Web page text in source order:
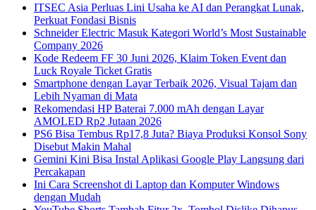
ITSEC Asia Perluas Lini Usaha ke AI dan Perangkat Lunak,
Perkuat Fondasi Bisnis
Schneider Electric Masuk Kategori World’s Most Sustainable
Company 2026
Kode Redeem FF 30 Juni 2026, Klaim Token Event dan
Luck Royale Ticket Gratis
Smartphone dengan Layar Terbaik 2026, Visual Tajam dan
Lebih Nyaman di Mata
Rekomendasi HP Baterai 7.000 mAh dengan Layar
AMOLED Rp2 Jutaan 2026
PS6 Bisa Tembus Rp17,8 Juta? Biaya Produksi Konsol Sony
Disebut Makin Mahal
Gemini Kini Bisa Instal Aplikasi Google Play Langsung dari
Percakapan
Ini Cara Screenshot di Laptop dan Komputer Windows
dengan Mudah